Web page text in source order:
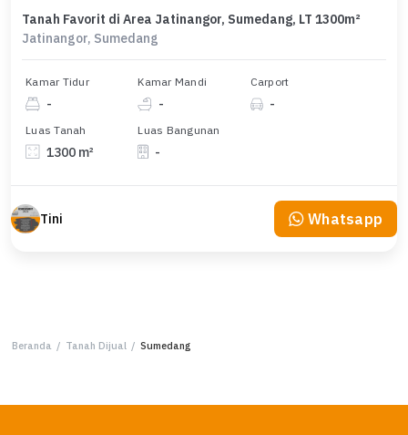
Tanah Favorit di Area Jatinangor, Sumedang, LT 1300m²
Jatinangor, Sumedang
Kamar Tidur
-
Kamar Mandi
-
Carport
-
Luas Tanah
1300 m²
Luas Bangunan
-
Tini Whatsapp
Beranda / Tanah Dijual / Sumedang